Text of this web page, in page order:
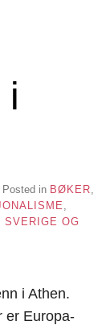
i
Posted in BØKER
SVERIGE OG
i Athen.
er Europa-